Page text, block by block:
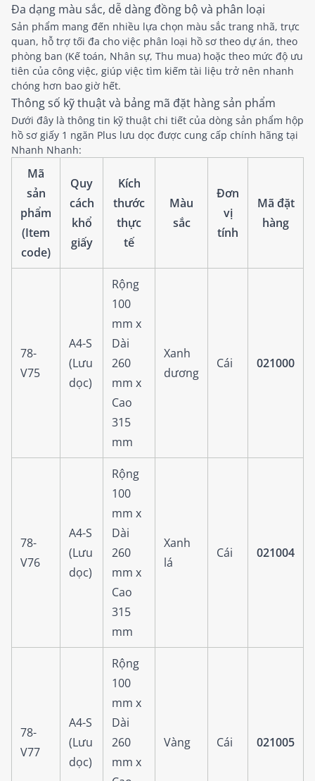
Đa dạng màu sắc, dễ dàng đồng bộ và phân loại
Sản phẩm mang đến nhiều lựa chọn màu sắc trang nhã, trực
quan, hỗ trợ tối đa cho việc phân loại hồ sơ theo dự án, theo
phòng ban (Kế toán, Nhân sự, Thu mua) hoặc theo mức độ ưu
tiên của công việc, giúp việc tìm kiếm tài liệu trở nên nhanh
chóng hơn bao giờ hết.
Thông số kỹ thuật và bảng mã đặt hàng sản phẩm
Dưới đây là thông tin kỹ thuật chi tiết của dòng sản phẩm hộp
hồ sơ giấy 1 ngăn Plus lưu dọc được cung cấp chính hãng tại
Nhanh Nhanh:
Mã
sản
phẩm
(Item
code)
Quy
cách
khổ
giấy
Kích
thước
thực
tế
Màu
sắc
Đơn
vị
tính
Mã đặt
hàng
78-
V75
A4-S
(Lưu
dọc)
Rộng
100
mm x
Dài
260
mm x
Cao
315
mm
Xanh
dương
Cái 021000
78-
V76
A4-S
(Lưu
dọc)
Rộng
100
mm x
Dài
260
mm x
Cao
315
mm
Xanh
lá
Cái 021004
78-
V77
A4-S
(Lưu
dọc)
Rộng
100
mm x
Dài
260
mm x
Vàng Cái 021005